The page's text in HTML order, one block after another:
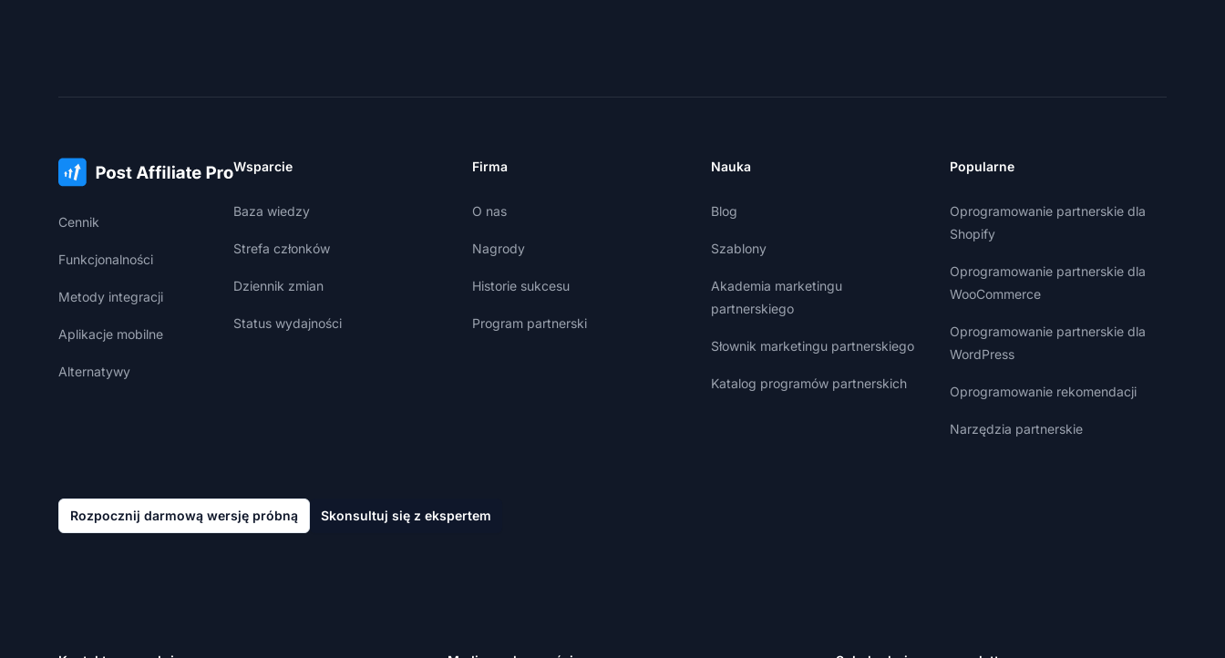
Cennik
Funkcjonalności
Metody integracji
Aplikacje mobilne
Alternatywy
Wsparcie
Baza wiedzy
Strefa członków
Dziennik zmian
Status wydajności
Firma
O nas
Nagrody
Historie sukcesu
Program partnerski
Nauka
Blog
Szablony
Akademia marketingu
partnerskiego
Słownik marketingu partnerskiego
Katalog programów partnerskich
Popularne
Oprogramowanie partnerskie dla
Shopify
Oprogramowanie partnerskie dla
WooCommerce
Oprogramowanie partnerskie dla
WordPress
Oprogramowanie rekomendacji
Narzędzia partnerskie
Rozpocznij darmową wersję próbną Skonsultuj się z ekspertem